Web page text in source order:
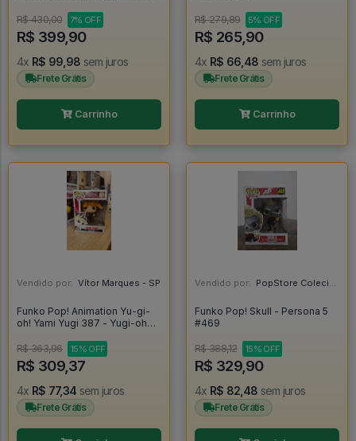
R$ 430,00
7% OFF
R$ 399,90
4x R$ 99,98 sem juros
Frete Grátis
Carrinho
R$ 279,89 5% OFF
R$ 265,90
4x R$ 66,48 sem juros
Frete Grátis
Carrinho
Vendido por: Vítor Marques - SP
Funko Pop! Animation Yu-gi-
oh! Yami Yugi 387 - Yugi-oh
R$ 363,96
15% OFF
R$ 309,37
4x R$ 77,34 sem juros
Frete Grátis
Vendido por: PopStore Colecionáveis - MG
Funko Pop! Skull - Persona 5
#469
R$ 388,12 15% OFF
R$ 329,90
4x R$ 82,48 sem juros
Frete Grátis